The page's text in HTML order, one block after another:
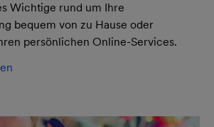
Wichtige rund um Ihre
bequem von zu Hause oder
persönlichen Online-Services.